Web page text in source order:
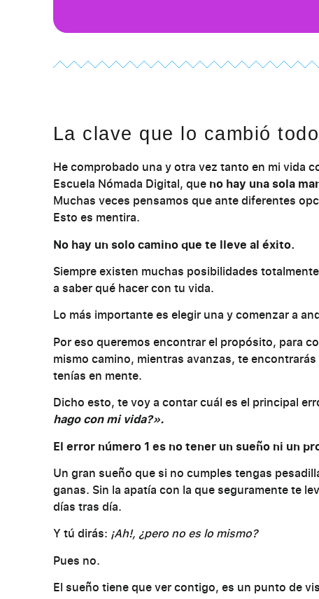
La clave que lo cambió
He comprobado una y otra vez tanto en mi vida
Escuela Nómada Digital, que no hay una sola
Muchas veces pensamos que ante diferentes
Esto es mentira.
No hay un solo camino que te lleve al éxito.
Siempre existen muchas posibilidades
a saber qué hacer con tu vida.
Lo más importante es elegir una y comenzar a
Por eso queremos encontrar el propósito, para
mismo camino, mientras avanzas, te
tenías en mente.
Dicho esto, te voy a contar cuál es el principal
hago con mi vida?».
El error número 1 es no tener un sueño ni un
Un gran sueño que si no cumples tengas
ganas. Sin la apatía con la que seguramente te
días tras día.
Y tú dirás: ¡Ah!, ¿pero no es lo mismo?
Pues no.
El sueño tiene que ver contigo, es un punto de